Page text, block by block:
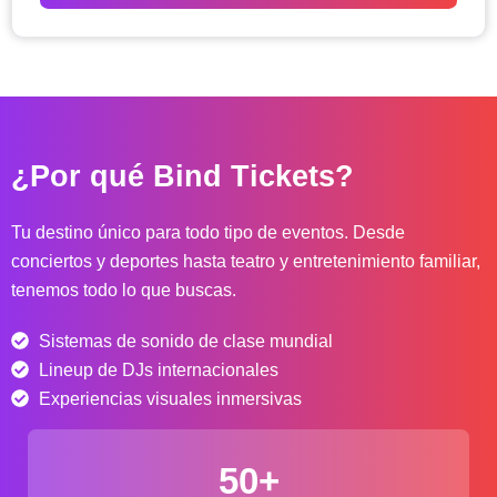
d
p
c
i
s
:
d
d
$
¿Por qué Bind Tickets?
Tu destino único para todo tipo de eventos. Desde
conciertos y deportes hasta teatro y entretenimiento familiar,
tenemos todo lo que buscas.
Sistemas de sonido de clase mundial
Lineup de DJs internacionales
Experiencias visuales inmersivas
50+